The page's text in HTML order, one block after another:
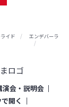
イド
エンデバーラ
会・説明会